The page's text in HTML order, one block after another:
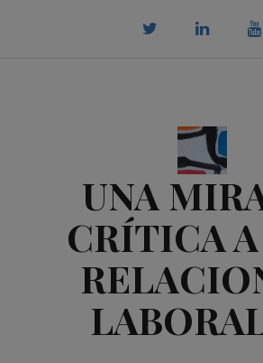
UNA
CRÍTICA